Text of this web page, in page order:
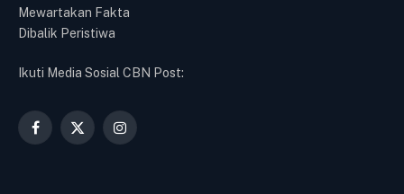
Mewartakan Fakta
Dibalik Peristiwa
Ikuti Media Sosial CBN Post:
Facebook
X
Instagram